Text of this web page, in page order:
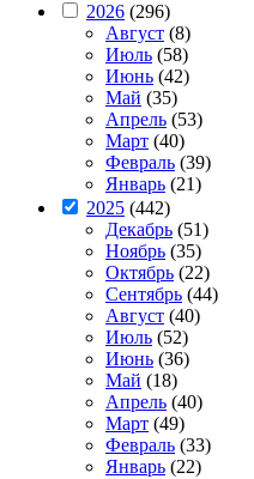
2026 (296)
Август (8)
Июль (58)
Июнь (42)
Май (35)
Апрель (53)
Март (40)
Февраль (39)
Январь (21)
2025 (442)
Декабрь (51)
Ноябрь (35)
Октябрь (22)
Сентябрь (44)
Август (40)
Июль (52)
Июнь (36)
Май (18)
Апрель (40)
Март (49)
Февраль (33)
Январь (22)